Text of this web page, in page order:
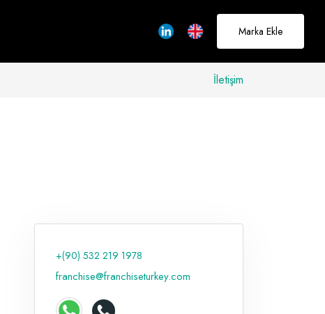
buradayız
Hakkımızda
Marka Ekle
İletişim
+(90) 532 219 1978
franchise@franchiseturkey.com